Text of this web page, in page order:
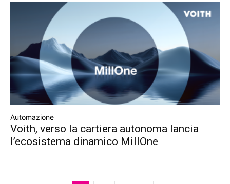
Automazione
Voith, verso la cartiera autonoma lancia
l’ecosistema dinamico MillOne